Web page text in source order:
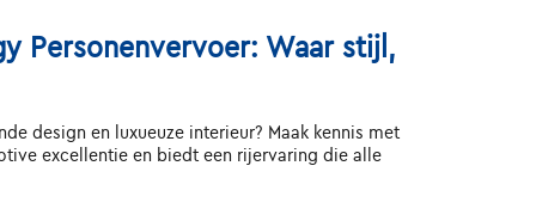
Personenvervoer: Waar stijl,
design en luxueuze interieur? Maak kennis met
excellentie en biedt een rijervaring die alle